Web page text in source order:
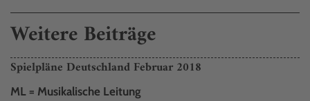
Weitere Beiträge
Spielpläne Deutschland Februar 2018
ML = Musikalische Leitung